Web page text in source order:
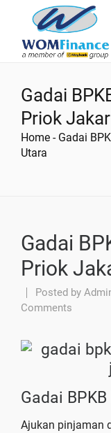
Gadai
Priok
Home - Gadai
Utara
Gadai
Priok
Posted by
Comments
Gadai
Ajukan pinjaman